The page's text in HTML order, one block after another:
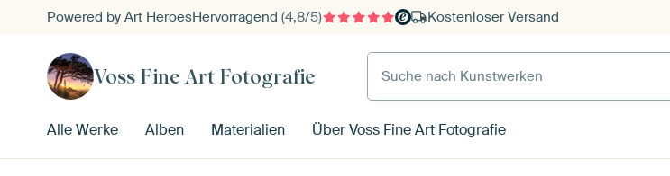
Powered by Art HeroesHervorragend (4,8/5) Kostenloser Versand
Voss Fine Art Fotografie
Suche nach Kunstwerken
Alle Werke Alben Materialien Über Voss Fine Art Fotografie